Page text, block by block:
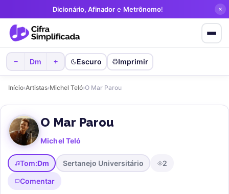
Dicionário, Afinador e Metrônomo!
− Dm + Escuro Imprimir
Início›Artistas›Michel Teló›O Mar Parou
O Mar Parou
Michel Teló
Tom:Dm Sertanejo Universitário 2
Comentar